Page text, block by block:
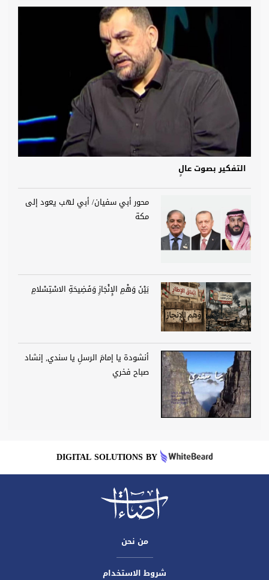
التفكير بصوت عالٍ
محور أبي سفيان/ أبي لهب يعود إلى
مكة
بَيْنَ وَهْمِ الإِنْجَازِ وَفَضِيحَةِ الاسْتِسْلامِ
أنشودة يا إمامَ الرسلِ يا سندي, إنشاد
صباح فخري
DIGITAL SOLUTIONS BY
من نحن
شروط الاستخدام